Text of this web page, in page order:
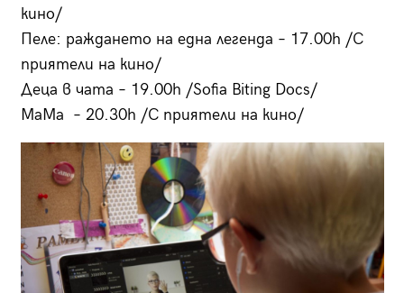
кино/
Пеле: раждането на една легенда – 17.00h /С
приятели на кино/
Деца в чата – 19.00h /Sofia Biting Docs/
МаМа – 20.30h /С приятели на кино/